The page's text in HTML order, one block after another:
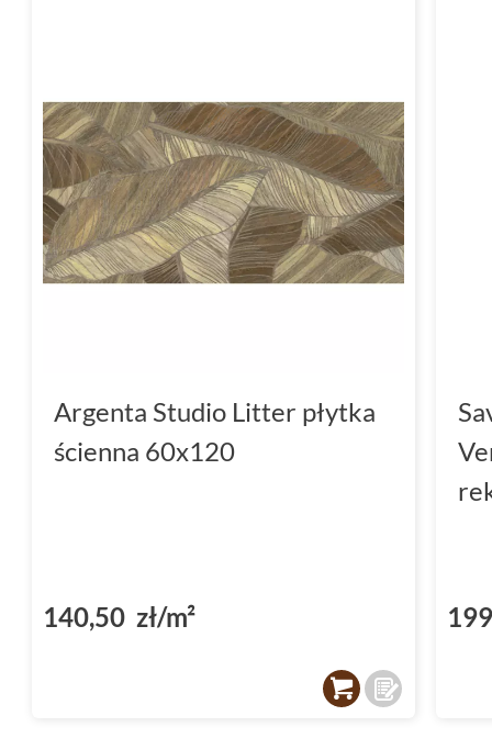
Argenta Studio Litter płytka
ścienna 60x120
140,50 zł/m²